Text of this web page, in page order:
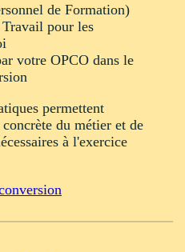
de Formation)
Travail pour les
votre OPCO dans le
permettent
du métier et de
à l'exercice